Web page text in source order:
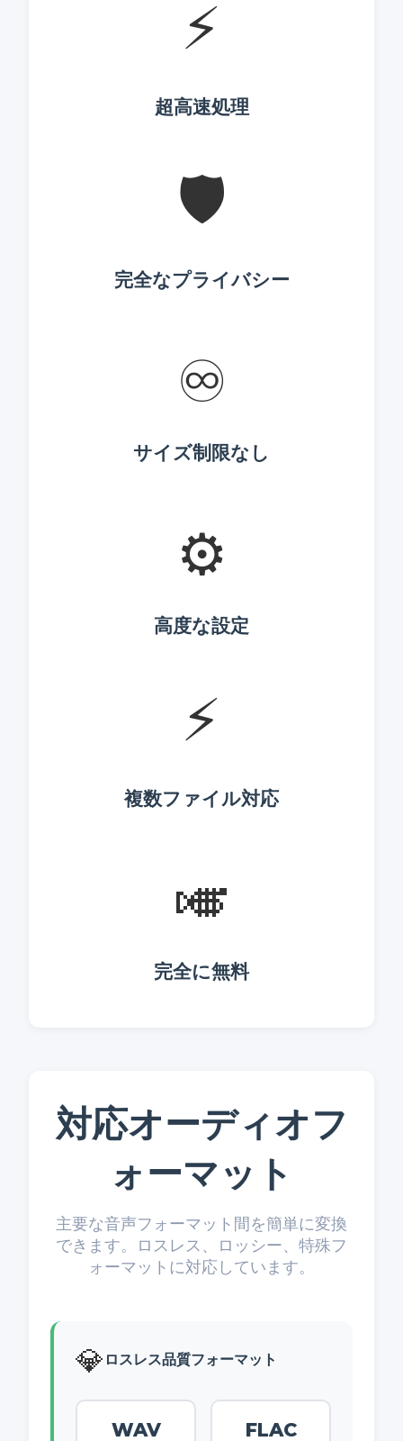
⚡
超高速処理
🛡️
完全なプライバシー
♾️
サイズ制限なし
⚙️
高度な設定
⚡
複数ファイル対応
🎺
完全に無料
対応オーディオフ
ォーマット
主要な音声フォーマット間を簡単に変換
できます。ロスレス、ロッシー、特殊フ
ォーマットに対応しています。
💎 ロスレス品質フォーマット
WAV FLAC